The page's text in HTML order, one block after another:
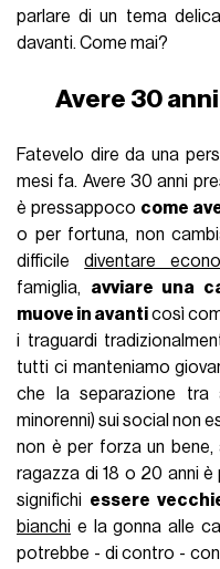
parlare di un tema
davanti. Come mai?
Avere 30
Fatevelo dire da una
mesi fa. Avere 30 anni
è pressappoco come
o per fortuna, non
difficilediventare
famiglia, avviare una
muove in avanticosì
i traguardi
tutti ci manteniamo
che la separazione tra
minorenni) sui social non
non è per forza un bene,
ragazza di 18 o 20 anni
significhi essere
bianchi e la gonna alle
potrebbe - di contro -